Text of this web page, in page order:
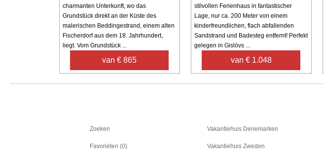
charmanten Unterkunft, wo das
Grundstück direkt an der Küste des
malerischen Beddingestrand, einem alten
Fischerdorf aus dem 18. Jahrhundert,
liegt. Vom Grundstück ...
van € 865
stilvollen Ferienhaus in fantastischer
Lage, nur ca. 200 Meter von einem
kinderfreundlichen, flach abfallenden
Sandstrand und Badesteg entfernt! Perfekt
gelegen in Gislövs ...
van € 1.048
Zoeken
Favorieten (0)
Vakantiehuis Denemarken
Vakantiehuis Zweden